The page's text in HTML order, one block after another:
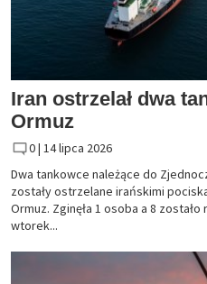
Iran ostrzelał dwa
Ormuz
0 | 14 lipca 2026
Dwa tankowce należące do
zostały ostrzelane irańskimi
Ormuz. Zginęła 1 osoba a 8
wtorek...